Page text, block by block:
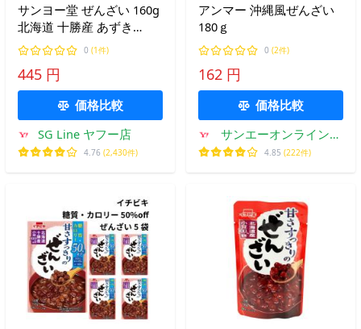
サンヨー堂 ぜんざい 160g
北海道 十勝産 あずき
100％ レトルト 小豆 スイ
ーツ 非常食 保存食 常温保
存 お徳用 家庭用 業務用
0 (1件)
445 円
価格比較
SG Line ヤフー店
4.76 (2,430件)
アンマー 沖縄風ぜんざい
180ｇ
0 (2件)
162 円
価格比較
サンエーオンラインシ
ョップ Yahoo!店
4.85 (222件)